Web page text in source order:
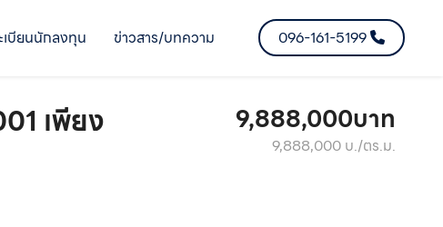
เบียนนักลงทุน ข่าวสาร/บทความ 096-161-5199
เพียง
9,888,000บาท
9,888,000 บ./ตร.ม.